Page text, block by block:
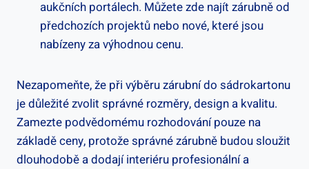
aukčních portálech. Můžete zde najít zárubně od
předchozích projektů nebo nové, které jsou
nabízeny za výhodnou cenu.
Nezapomeňte, že při výběru zárubní do sádrokartonu
je důležité zvolit správné rozměry, design a kvalitu.
Zamezte podvědomému rozhodování pouze na
základě ceny, protože správné zárubně budou sloužit
dlouhodobě a dodají interiéru profesionální a